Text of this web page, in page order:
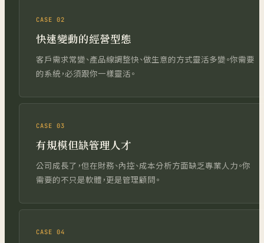
CASE 02
快速變動的經營型態
客戶需求常變、產品線調整快、做生意的方式靈活多變。你需要
的系統，必須跟你一樣靈活。
CASE 03
有規模但缺管理人才
公司成長了，但在財務、內控、成本分析方面缺乏專業人力。你
需要的不只是軟體，更是管理顧問。
CASE 04